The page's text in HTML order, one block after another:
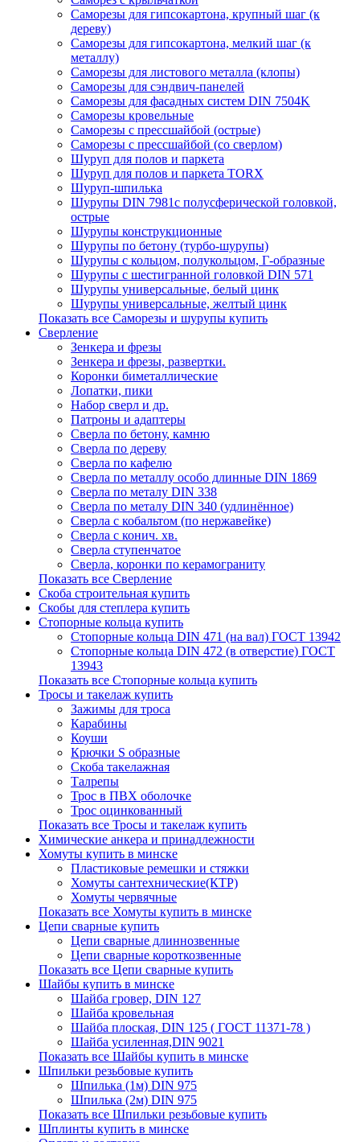
Саморезы для гипсокартона, крупный шаг (к
дереву)
Саморезы для гипсокартона, мелкий шаг (к
металлу)
Саморезы для листового металла (клопы)
Саморезы для сэндвич-панелей
Саморезы для фасадных систем DIN 7504K
Саморезы кровельные
Саморезы с прессшайбой (острые)
Саморезы с прессшайбой (со сверлом)
Шуруп для полов и паркета
Шуруп для полов и паркета TORX
Шуруп-шпилька
Шурупы DIN 7981с полусферической головкой,
острые
Шурупы конструкционные
Шурупы по бетону (турбо-шурупы)
Шурупы с кольцом, полукольцом, Г-образные
Шурупы с шестигранной головкой DIN 571
Шурупы универсальные, белый цинк
Шурупы универсальные, желтый цинк
Показать все Саморезы и шурупы купить
Сверление
Зенкера и фрезы
Зенкера и фрезы, развертки.
Коронки биметаллические
Лопатки, пики
Набор сверл и др.
Патроны и адаптеры
Сверла по бетону, камню
Сверла по дереву
Сверла по кафелю
Сверла по металлу особо длинные DIN 1869
Сверла по металу DIN 338
Сверла по металу DIN 340 (удлинённое)
Сверла с кобальтом (по нержавейке)
Сверла с конич. хв.
Сверла ступенчатое
Сверла, коронки по керамограниту
Показать все Сверление
Скоба строительная купить
Скобы для степлера купить
Стопорные кольца купить
Стопорные кольца DIN 471 (на вал) ГОСТ 13942
Стопорные кольца DIN 472 (в отверстие) ГОСТ
13943
Показать все Стопорные кольца купить
Тросы и такелаж купить
Зажимы для троса
Карабины
Коуши
Крючки S образные
Скоба такелажная
Талрепы
Трос в ПВХ оболочке
Трос оцинкованный
Показать все Тросы и такелаж купить
Химические анкера и принадлежности
Хомуты купить в минске
Пластиковые ремешки и стяжки
Хомуты сантехнические(КТР)
Хомуты червячные
Показать все Хомуты купить в минске
Цепи сварные купить
Цепи сварные длиннозвенные
Цепи сварные короткозвенные
Показать все Цепи сварные купить
Шайбы купить в минске
Шайба гровер, DIN 127
Шайба кровельная
Шайба плоская, DIN 125 ( ГОСТ 11371-78 )
Шайба усиленная,DIN 9021
Показать все Шайбы купить в минске
Шпильки резьбовые купить
Шпилька (1м) DIN 975
Шпилька (2м) DIN 975
Показать все Шпильки резьбовые купить
Шплинты купить в минске